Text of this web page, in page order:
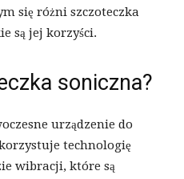
się różni szczoteczka
są jej korzyści.
soniczna?
urządzenie do
technologię
wibracji, które są